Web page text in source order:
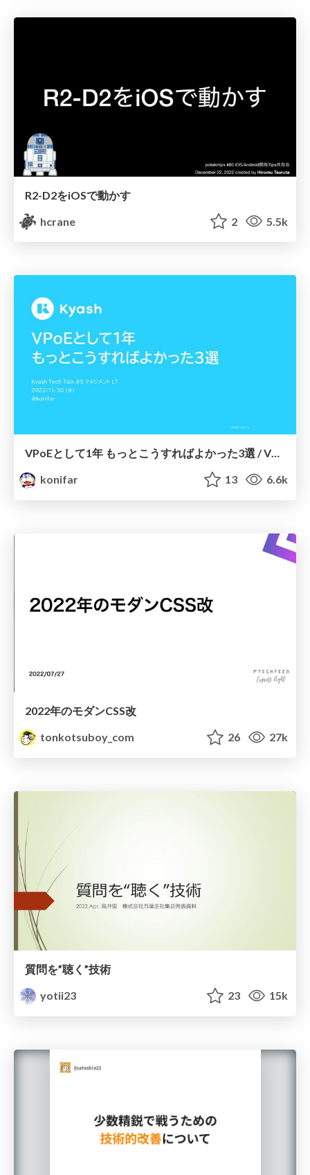
R2-D2をiOSで動かす
hcrane
2 5.5k
VPoEとして1年 もっとこうすればよかった3選 / VPoE Retrospective
konifar
13 6.6k
2022年のモダンCSS改
tonkotsuboy_com
26 27k
質問を”聴く”技術
yotii23
23 15k